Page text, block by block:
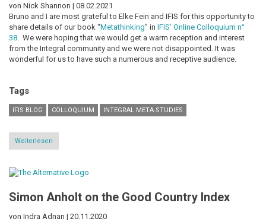
-
Rezension
von Nick Shannon | 08.02.2021
Bruno and I are most grateful to Elke Fein and IFIS for this opportunity to
share details of our book “Metathinking” in IFIS' Online Colloquium n°
38 . We were hoping that we would get a warm reception and interest
from the Integral community and we were not disappointed. It was
wonderful for us to have such a numerous and receptive audience.
Tags
IFIS BLOG COLLOQUIUM INTEGRAL META-STUDIES
Weiterlesen
Metathinking.
and
of
Transformational
Thinking
Simon Anholt on the Good Country Index
von Indra Adnan | 20.11.2020